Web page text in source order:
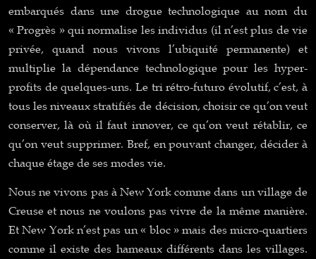
embarqués dans une drogue technologique au nom du
« Progrès » qui normalise les individus (il n’est plus de vie
privée, quand nous vivons l’ubiquité permanente) et
multiplie la dépendance technologique pour les hyper-
profits de quelques-uns. Le tri rétro-futuro évolutif, c’est, à
tous les niveaux stratifiés de décision, choisir ce qu’on veut
conserver, là où il faut innover, ce qu’on veut rétablir, ce
qu’on veut supprimer. Bref, en pouvant changer, décider à
chaque étage de ses modes vie.
Nous ne vivons pas à New York comme dans un village de
Creuse et nous ne voulons pas vivre de la même manière.
Et New York n’est pas un « bloc » mais des micro-quartiers
comme il existe des hameaux différents dans les villages.